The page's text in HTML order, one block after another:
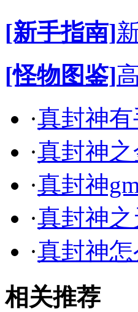
[新手指南]
[怪物图鉴]
·真封神
·真封神
·真封神
·真封神
·真封神
相关推荐